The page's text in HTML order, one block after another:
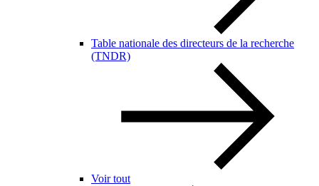
Table nationale des directeurs de la recherche
(TNDR)
Voir tout